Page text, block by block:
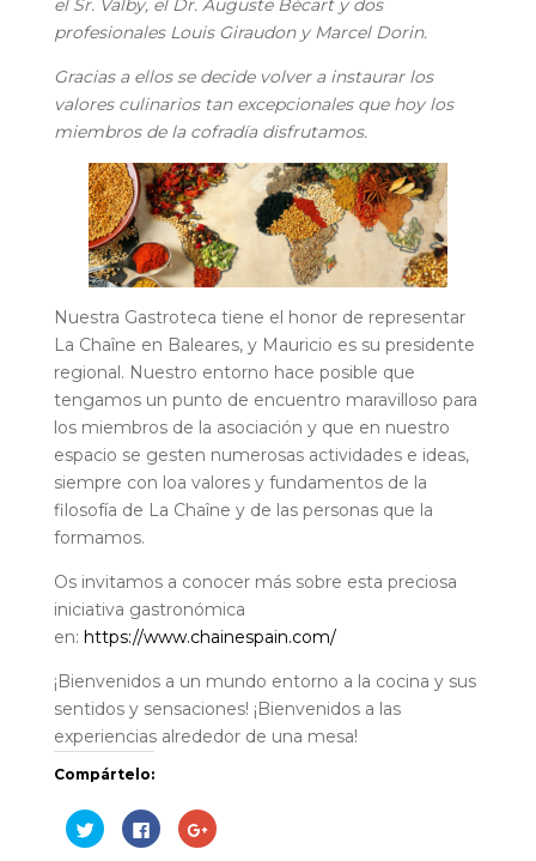
profesionales Louis Giraudon y Marcel Dorin.
Gracias a ellos se decide volver a instaurar los
valores culinarios tan excepcionales que hoy los
miembros de la cofradía disfrutamos.
Nuestra Gastroteca tiene el honor de representar
La Chaîne en Baleares, y Mauricio es su presidente
regional. Nuestro entorno hace posible que
tengamos un punto de encuentro maravilloso para
los miembros de la asociación y que en nuestro
espacio se gesten numerosas actividades e ideas,
siempre con loa valores y fundamentos de la
filosofía de La Chaîne y de las personas que la
formamos.
Os invitamos a conocer más sobre esta preciosa
iniciativa gastronómica
en: https://www.chainespain.com/
¡Bienvenidos a un mundo entorno a la cocina y sus
sentidos y sensaciones! ¡Bienvenidos a las
experiencias alrededor de una mesa!
Compártelo:
H
a
H
a
H
a